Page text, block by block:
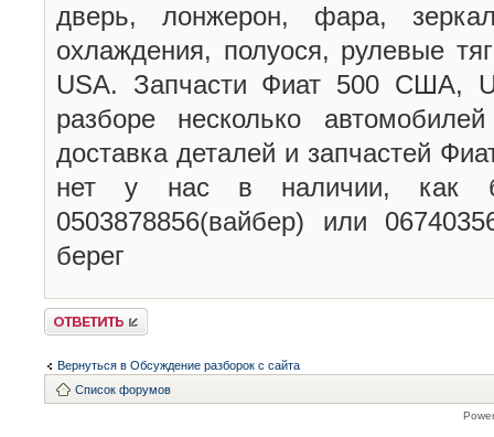
дверь, лонжерон, фара,
охлаждения, полуося, рулевые
USA. Запчасти Фиат 500 США,
разборе несколько
доставка деталей и запчастей
нет у нас в наличии, как
0503878856(вайбер) или
берег
Ответить
Вернуться в Обсуждение разборок с сайта
Список форумов